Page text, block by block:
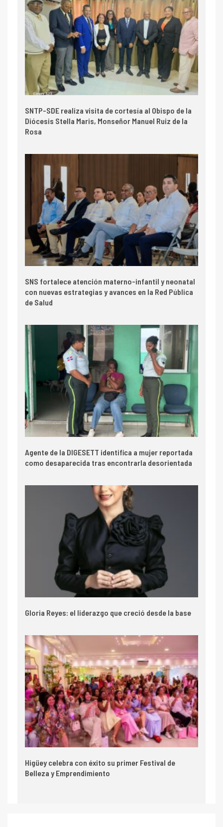
SNTP-SDE realiza visita de cortesía al Obispo de la
Diócesis Stella Maris, Monseñor Manuel Ruiz de la
Rosa
SNS fortalece atención materno-infantil y neonatal
con nuevas estrategias y avances en la Red Pública
de Salud
Agente de la DIGESETT identifica a mujer reportada
como desaparecida tras encontrarla desorientada
Gloria Reyes: el liderazgo que creció desde la base
Higüey celebra con éxito su primer Festival de
Belleza y Emprendimiento